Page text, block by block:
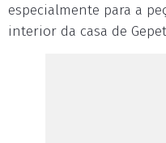
especialmente para a
interior da casa de